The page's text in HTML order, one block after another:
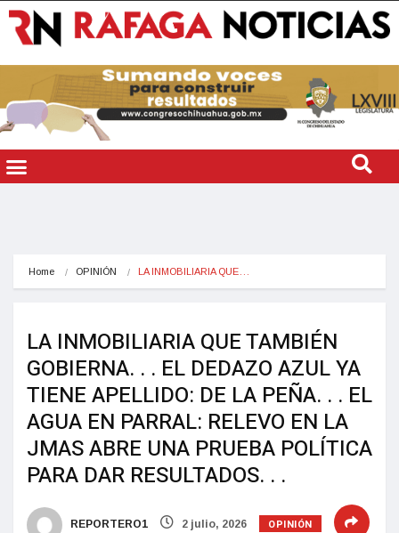
Home OPINIÓN LA INMOBILIARIA QUE…
LA INMOBILIARIA QUE TAMBIÉN
GOBIERNA. . . EL DEDAZO AZUL YA
TIENE APELLIDO: DE LA PEÑA. . . EL
AGUA EN PARRAL: RELEVO EN LA
JMAS ABRE UNA PRUEBA POLÍTICA
PARA DAR RESULTADOS. . .
REPORTERO1 2 julio, 2026 OPINIÓN